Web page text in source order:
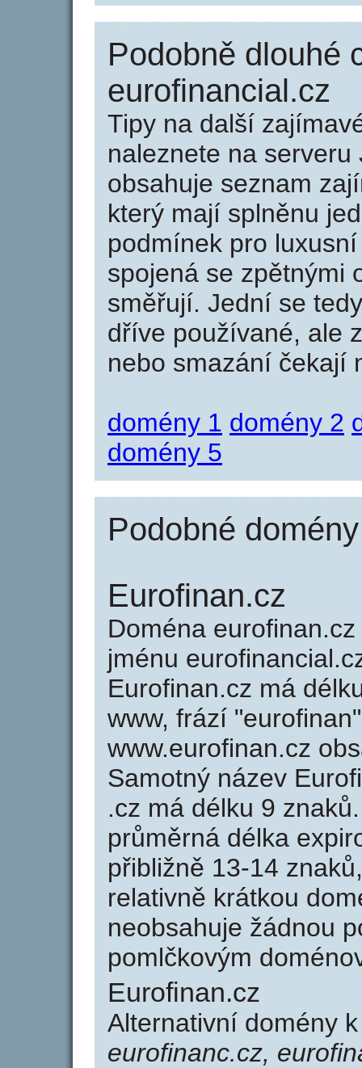
Podobně dlouhé
eurofinancial.cz
Tipy na další
naleznete na serveru
obsahuje seznam
který mají splněnu
podmínek pro
spojená se zpětnými
směřují. Jední se
dříve používané, ale
nebo smazání čekají
domény 1 domény 2
domény 5
Podobné
Eurofinan.cz
Doména
jménu
Eurofinan.cz má
www, frází
www.eurofinan.cz
Samotný název
.cz má délku 9
průměrná délka
přibližně 13-14
relativně krátkou
neobsahuje žádnou
pomlčkovým
Eurofinan.cz
Alternativní domény
eurofinanc.cz,